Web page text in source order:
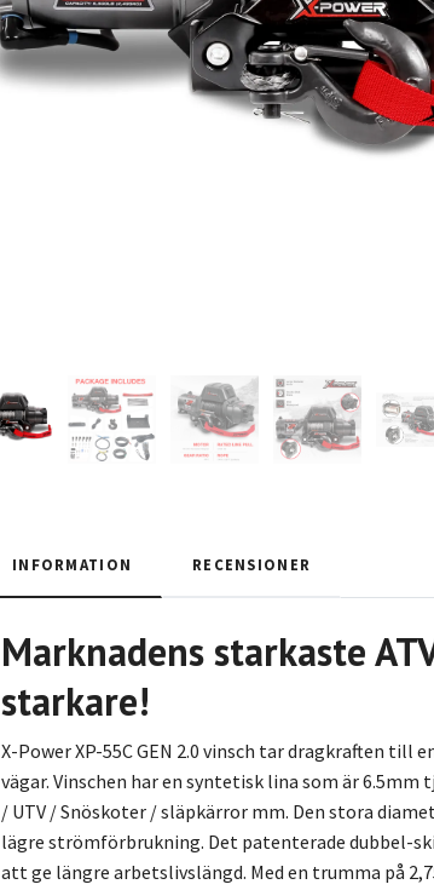
INFORMATION RECENSIONER
Marknadens starkaste
starkare!
X-Power XP-55C GEN 2.0 vinsch tar dragkraften
vägar. Vinschen har en syntetisk lina som är 6.5mm
/ UTV / Snöskoter / släpkärror mm. Den stora
lägre strömförbrukning. Det patenterade dubbel-
att ge längre arbetslivslängd. Med en trumma på